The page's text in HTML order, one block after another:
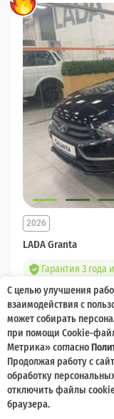
LADA Granta
2026
Гарантия 3 года
Ваш кешбек
1 218 000 ₽
904 400₽
Бензин
С целью улучшения
взаимодействия с
может собирать
при помощи Cookie-
Метрика» согласно
Продолжая работу с
обработку
отключить файлы
браузера.